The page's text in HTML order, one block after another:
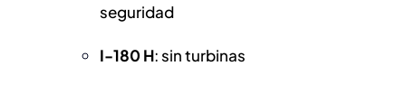
seguridad
I-180 H: sin turbinas